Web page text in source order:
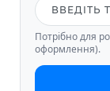
Потрібно для
оформлення).